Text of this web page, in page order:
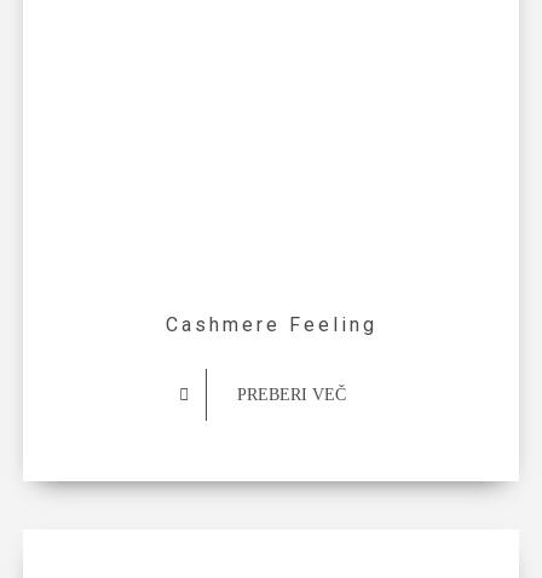
Cashmere Feeling
PREBERI VEČ